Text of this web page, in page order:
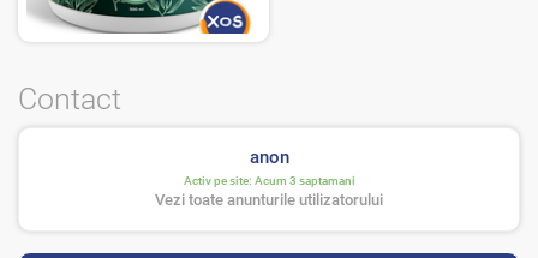
Contact
anon
Activ pe site: Acum 3 saptamani
Vezi toate anunturile utilizatorului